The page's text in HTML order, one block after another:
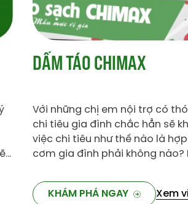
SATE SẢ – ỚT SẢ CHIMAX
Với những chị em nội trợ có
chi tiêu gia đình chắc hẳn sẽ
việc chi tiêu như thế nào là
cơm gia đình phải không nào? Bài viết này sẽ
ba món giàu dinh dưỡng chỉ
thôi.KHÁM PHÁ NGAY Xem